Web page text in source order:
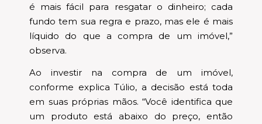
é mais fácil para resgatar o dinheiro; cada
fundo tem sua regra e prazo, mas ele é mais
líquido do que a compra de um imóvel,”
observa.
Ao investir na compra de um imóvel,
conforme explica Túlio, a decisão está toda
em suas próprias mãos. “Você identifica que
um produto está abaixo do preço, então